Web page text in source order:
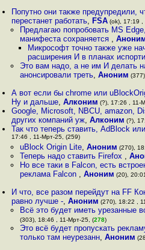
Попутно они также предупредили,
перестанет работать, FSA (ok), 17:19 ,
Предлагаю попробовать MS
манифеста сохраняется ,
Микрософт точно также уже
расширения И в планах испорти
Это вам надо, а не им И делать
анонсировали треть, Аноним
А вот если бы chrome или
Ну и дальше,Алконим (?), 17:26 , 11-
Google, Microsoft, NBCU, amazon,
других компаний уж,Алконим (?),
Так что теперь ставить, AdBlock
17:46 , 11-Мрт-25, (259)
uBlock Origin Lite, Аноним (270),
Теперь надо ставить Firefox ,
Но все таки в Falcon, есть
реклама Falcon , Аноним (20),
И что, все разом перейдут на FF
равно лучше -,Аноним (270), 18:22 ,
Всё это будет иметь урезанные
(303), 18:46 , 11-Мрт-25, (278)
Это всё будет пропускать
только там неурезанн, Аноним